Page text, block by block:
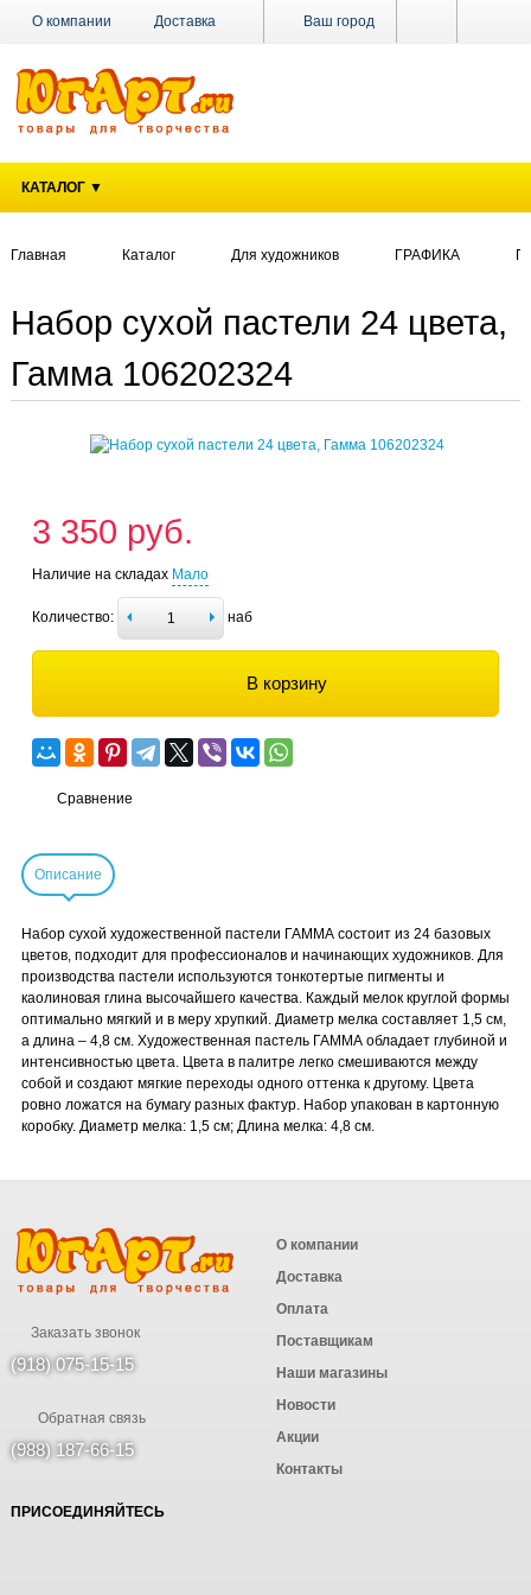
Ваш город
О компании Доставка
Наши магазины Новости
КАТАЛОГ ▼
Главная Каталог Для художников ГРАФИКА
Набор сухой пастели 24 цвета,
Гамма 106202324
3 350 руб.
Наличие на складах Мало
Количество: наб
В корзину
Сравнение
Описание
Набор сухой художественной пастели ГАММА состоит из 24 базовых
цветов, подходит для профессионалов и начинающих художников. Для
производства пастели используются тонкотертые пигменты и
каолиновая глина высочайшего качества. Каждый мелок круглой формы
оптимально мягкий и в меру хрупкий. Диаметр мелка составляет 1,5 см,
а длина – 4,8 см. Художественная пастель ГАММА обладает глубиной и
интенсивностью цвета. Цвета в палитре легко смешиваются между
собой и создают мягкие переходы одного оттенка к другому. Цвета
ровно ложатся на бумагу разных фактур. Набор упакован в картонную
коробку. Диаметр мелка: 1,5 см; Длина мелка: 4,8 см.
Заказать звонок
(918) 075-15-15
Обратная связь
(988) 187-66-15
О компании
Доставка
Оплата
Поставщикам
Наши магазины
Новости
Акции
Контакты
ПРИСОЕДИНЯЙТЕСЬ